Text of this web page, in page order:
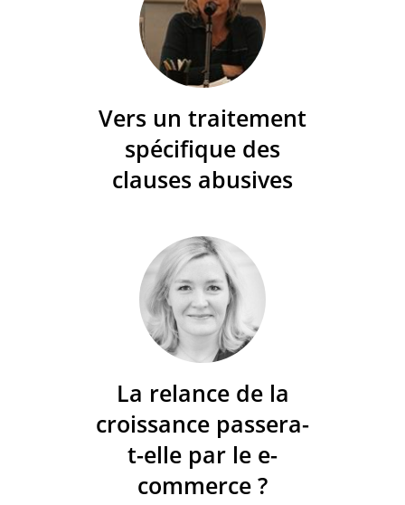
Vers un traitement
spécifique des
clauses abusives
La relance de la
croissance passera-
t-elle par le e-
commerce ?